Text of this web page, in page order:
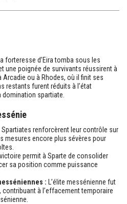
forteresse d’Eira tomba sous les
une poignée de survivants réussirent à
Arcadie ou à Rhodes, où il finit ses
restants furent réduits à l’état
domination spartiate.
Spartiates renforcèrent leur contrôle sur
mesures encore plus sévères pour
victoire permit à Sparte de consolider
sa position comme puissance
: L’élite messénienne fut
à l’effacement temporaire